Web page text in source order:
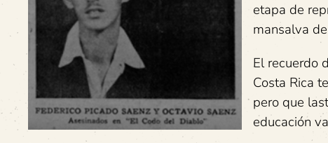
etapa de
mansalva
El recuerdo
Costa Rica
pero que
educación